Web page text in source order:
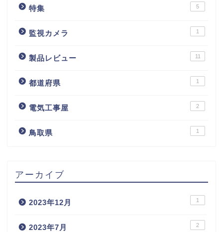
特集 5
監視カメラ 1
製品レビュー 11
都道府県 1
電気工事屋 2
鳥取県 1
アーカイブ
2023年12月 1
2023年7月 2